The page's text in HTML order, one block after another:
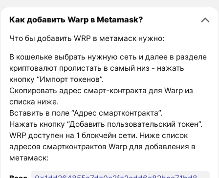
Как добавить Warp в Metamask?
Что бы добавить WRP в метамаск нужно:
В кошельке выбрать нужную сеть и далее в разделе
криптовалют пролистать в самый низ - нажать
кнопку “Импорт токенов”.
Скопировать адрес смарт-контракта для Warp из
списка ниже.
Вставить в поле “Адрес смартконтракта”.
Нажать кнопку “Добавить пользовательский токен”.
WRP доступен на 1 блокчейн сети. Ниже список
адресов смартконтрактов Warp для добавления в
метамаск: